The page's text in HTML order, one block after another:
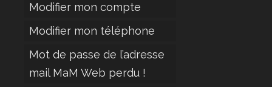
Modifier mon compte
Modifier mon téléphone
Mot de passe de l’adresse
mail MaM Web perdu !